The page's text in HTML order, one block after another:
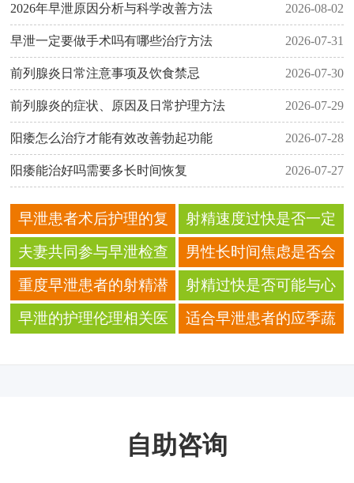
2026年早泄原因分析与科学改善方法 2026-08-02
早泄一定要做手术吗有哪些治疗方法 2026-07-31
前列腺炎日常注意事项及饮食禁忌 2026-07-30
前列腺炎的症状、原因及日常护理方法 2026-07-29
阳痿怎么治疗才能有效改善勃起功能 2026-07-28
阳痿能治好吗需要多长时间恢复 2026-07-27
早泄患者术后护理的复
诊注意事项
射精速度过快是否一定
是心理因素造成的
夫妻共同参与早泄检查
的具体必要性是什么
男性长时间焦虑是否会
使射精控制能力变差
重度早泄患者的射精潜
伏期通常小于多少
射精过快是否可能与心
理压力长期累积有关
早泄的护理伦理相关医
适合早泄患者的应季蔬
自助咨询